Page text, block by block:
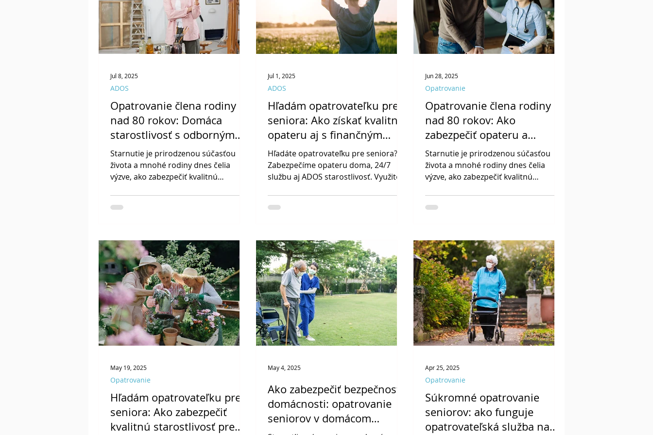
s rôznym stupňom odkázanosti.
Opatrovanie člena rodiny
nad 80 rokov: Domáca
starostlivosť s odborným
prístupom
Starnutie je prirodzenou súčasťou
života a mnohé rodiny dnes čelia
výzve, ako zabezpečiť kvalitnú
rodiny nad 80 rokov si vyžaduje nielen
Opatrovanie24.com, môžete svojim
blízkym dopriať starostlivosť priamo v
pohodlí domova — ľudsky, bezpečne a
profesionálne.
ADOS
Jul 8, 2025
Hľadám opatrovateľku pre
seniora: Ako získať kvalitnú
opateru aj s finančným
príspevkom od štátu
Hľadáte opatrovateľku pre seniora?
Zabezpečíme opateru doma, 24/7
službu aj ADOS starostlivosť. Využite
ADOS
Jul 1, 2025
Opatrovanie člena rodiny
nad 80 rokov: Ako
zabezpečiť opateru a
zároveň pohodu doma
Starnutie je prirodzenou súčasťou
života a mnohé rodiny dnes čelia
výzve, ako zabezpečiť kvalitnú
otázku o tom ako zabezpečiť
Opatrovanie
Jun 28, 2025
Hľadám opatrovateľku pre
seniora: Ako zabezpečiť
kvalitnú starostlivosť pre
Opatrovanie
May 19, 2025
Ako zabezpečiť bezpečnosť
domácnosti: opatrovanie
seniorov v domácom
May 4, 2025
Súkromné opatrovanie
seniorov: ako funguje
opatrovateľská služba na
Opatrovanie
Apr 25, 2025